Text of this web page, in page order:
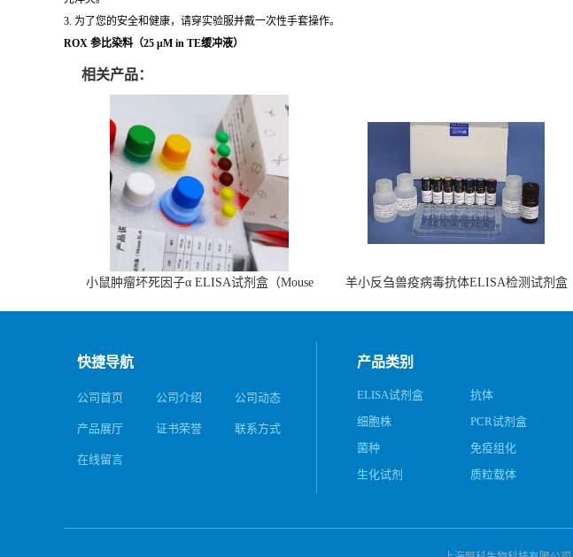
3. 为了您的安全和健康，请穿实验服并戴一次性手套操作。
ROX 参比染料（25 μM in TE缓冲液）
相关产品：
小鼠肿瘤坏死因子α ELISA试剂盒（Mouse
羊小反刍兽疫病毒抗体ELISA检测试剂盒
快捷导航
公司首页 公司介绍 公司动态
产品展厅 证书荣誉 联系方式
在线留言
产品类别
ELISA试剂盒
抗体
细胞株
PCR试剂盒
菌种
免疫组化
生化试剂
质粒载体